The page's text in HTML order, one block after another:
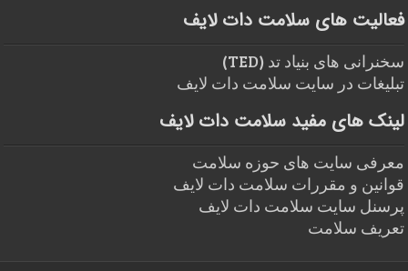
فعالیت های سلامت دات لایف
سخنرانی های بنیاد تد (TED)
تبلیغات در سایت سلامت دات لایف
لینک های مفید سلامت دات لایف
معرفی سایت های حوزه سلامت
قوانین و مقررات سلامت دات لایف
پرسنل سایت سلامت دات لایف
تعریف سلامت